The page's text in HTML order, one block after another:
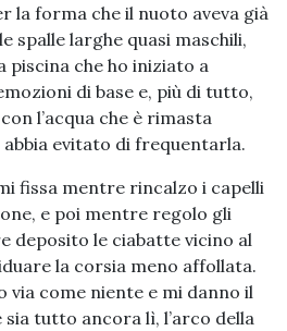
la forma che il nuoto aveva già
spalle larghe quasi maschili,
piscina che ho iniziato a
di base e, più di tutto,
l’acqua che è rimasta
evitato di frequentarla.
fissa mentre rincalzo i capelli
e poi mentre regolo gli
deposito le ciabatte vicino al
la corsia meno affollata.
via come niente e mi danno il
tutto ancora lì, l’arco della